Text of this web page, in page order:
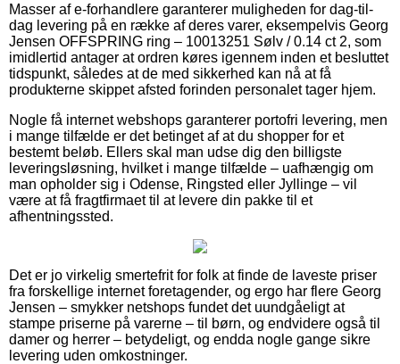
Masser af e-forhandlere garanterer muligheden for dag-til-
dag levering på en række af deres varer, eksempelvis Georg
Jensen OFFSPRING ring – 10013251 Sølv / 0.14 ct 2, som
imidlertid antager at ordren køres igennem inden et besluttet
tidspunkt, således at de med sikkerhed kan nå at få
produkterne skippet afsted forinden personalet tager hjem.
Nogle få internet webshops garanterer portofri levering, men
i mange tilfælde er det betinget af at du shopper for et
bestemt beløb. Ellers skal man udse dig den billigste
leveringsløsning, hvilket i mange tilfælde – uafhængig om
man opholder sig i Odense, Ringsted eller Jyllinge – vil
være at få fragtfirmaet til at levere din pakke til et
afhentningssted.
Det er jo virkelig smertefrit for folk at finde de laveste priser
fra forskellige internet foretagender, og ergo har flere Georg
Jensen – smykker netshops fundet det uundgåeligt at
stampe priserne på varerne – til børn, og endvidere også til
damer og herrer – betydeligt, og endda nogle gange sikre
levering uden omkostninger.